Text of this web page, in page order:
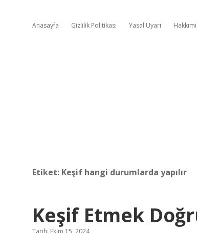
Anasayfa Gizlilik Politikası Yasal Uyarı
Etiket: Keşif hangi durumlarda yapılır
Keşif Etmek
Tarih: Ekim 15, 2024